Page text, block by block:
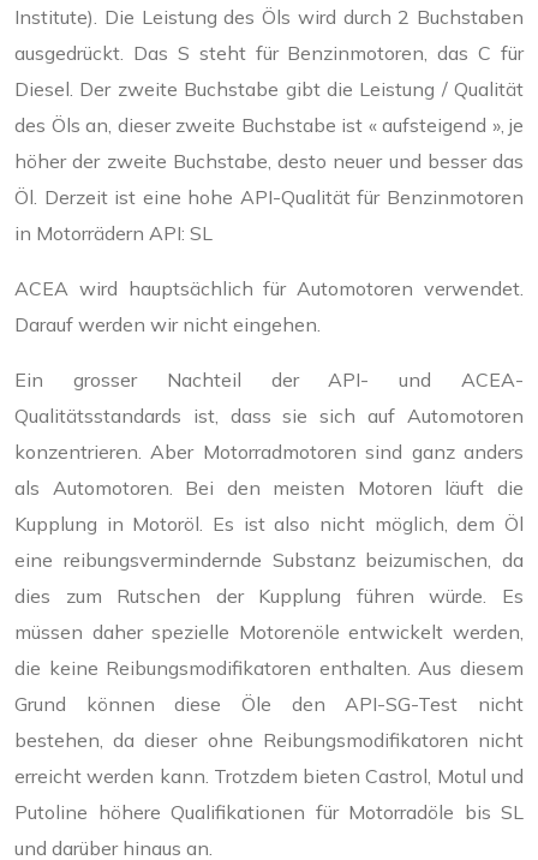
Institute). Die Leistung des Öls wird durch 2 Buchstaben
ausgedrückt. Das S steht für Benzinmotoren, das C für
Diesel. Der zweite Buchstabe gibt die Leistung / Qualität
des Öls an, dieser zweite Buchstabe ist « aufsteigend », je
höher der zweite Buchstabe, desto neuer und besser das
Öl. Derzeit ist eine hohe API-Qualität für Benzinmotoren
in Motorrädern API: SL
ACEA wird hauptsächlich für Automotoren verwendet.
Darauf werden wir nicht eingehen.
Ein grosser Nachteil der API- und ACEA-
Qualitätsstandards ist, dass sie sich auf Automotoren
konzentrieren. Aber Motorradmotoren sind ganz anders
als Automotoren. Bei den meisten Motoren läuft die
Kupplung in Motoröl. Es ist also nicht möglich, dem Öl
eine reibungsvermindernde Substanz beizumischen, da
dies zum Rutschen der Kupplung führen würde. Es
müssen daher spezielle Motorenöle entwickelt werden,
die keine Reibungsmodifikatoren enthalten. Aus diesem
Grund können diese Öle den API-SG-Test nicht
bestehen, da dieser ohne Reibungsmodifikatoren nicht
erreicht werden kann. Trotzdem bieten Castrol, Motul und
Putoline höhere Qualifikationen für Motorradöle bis SL
und darüber hinaus an.